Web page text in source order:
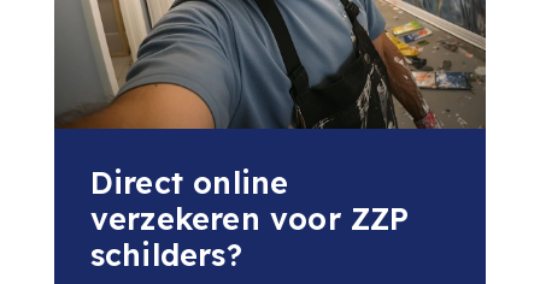
Direct online
verzekeren voor ZZP
schilders?